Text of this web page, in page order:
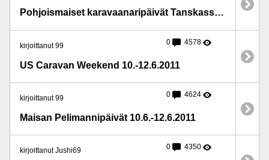
Pohjoismaiset karavaanaripäivät Tanskassa 10.7.-16.7.
kirjoittanut 99 0 4578
US Caravan Weekend 10.-12.6.2011
kirjoittanut 99 0 4624
Maisan Pelimannipäivät 10.6.-12.6.2011
kirjoittanut Jushi69 0 4350